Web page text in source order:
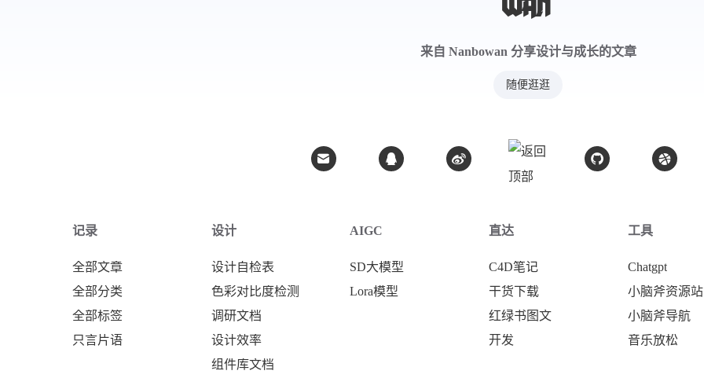
来自 Nanbowan 分享设计与成长的文章
随便逛逛
记录
全部文章
全部分类
全部标签
只言片语
设计
设计自检表
色彩对比度检测
调研文档
设计效率
组件库文档
AIGC
SD大模型
Lora模型
直达
C4D笔记
干货下载
红绿书图文
开发
工具
Chatgpt
小脑斧资源站
小脑斧导航
音乐放松